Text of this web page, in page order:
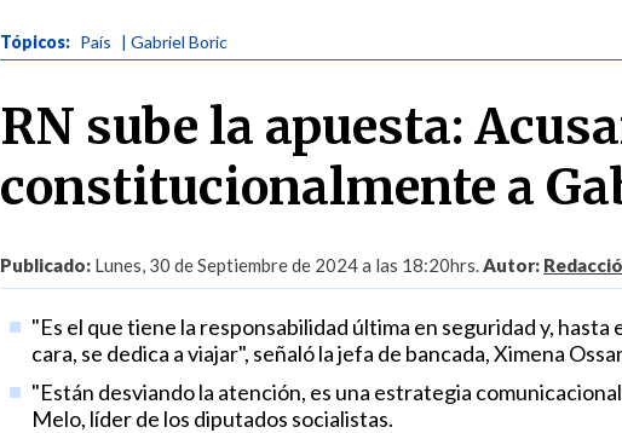
Tópicos: País | Gabriel Boric
RN sube la apuesta:
constitucionalmente a
Publicado: Lunes, 30 de Septiembre de 2024 a las 18:20hrs.Autor:
"Es el que tiene la responsabilidad última en seguridad y, hasta
cara, se dedica a viajar", señaló la jefa de bancada, Ximena
"Están desviando la atención, es una estrategia
Melo, líder de los diputados socialistas.